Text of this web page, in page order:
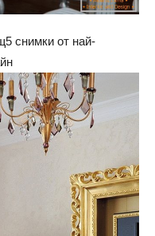
снимки от най-